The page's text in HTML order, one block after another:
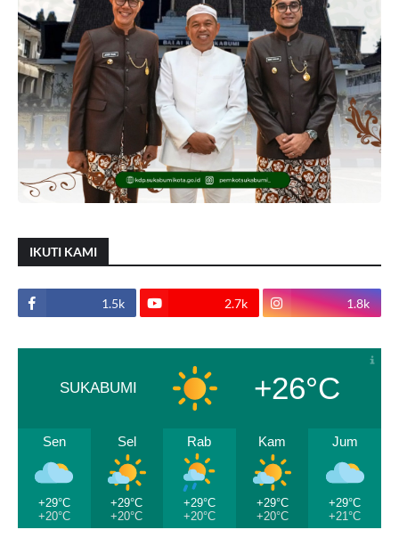
IKUTI KAMI
1.5k 2.7k 1.8k
SUKABUMI +26°C
Sen
+29°C
+20°C
Sel
+29°C
+20°C
Rab
+29°C
+20°C
Kam
+29°C
+20°C
Jum
+29°C
+21°C